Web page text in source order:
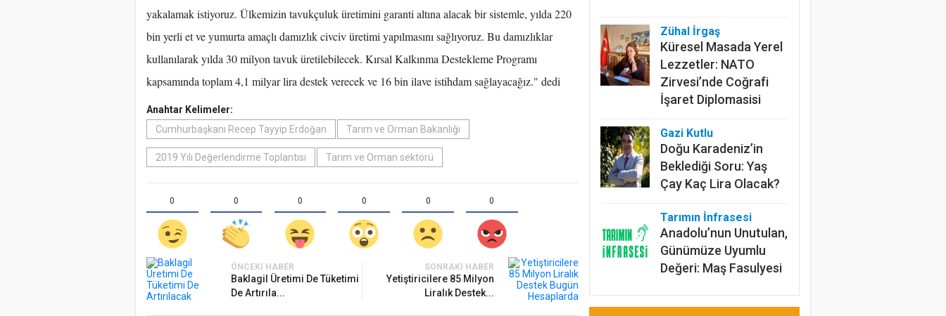
yakalamak istiyoruz. Ülkemizin tavukçuluk üretimini garanti altına alacak bir sistemle, yılda 220
bin yerli et ve yumurta amaçlı damızlık civciv üretimi yapılmasını sağlıyoruz. Bu damızlıklar
kullanılarak yılda 30 milyon tavuk üretilebilecek. Kırsal Kalkınma Destekleme Programı
kapsamında toplam 4,1 milyar lira destek verecek ve 16 bin ilave istihdam sağlayacağız." dedi
Anahtar Kelimeler:
Cumhurbaşkanı Recep Tayyip Erdoğan
Tarım ve Orman Bakanlığı
2019 Yılı Değerlendirme Toplantısı Tarım ve Orman sektörü
0 0 0 0 0 0
ÖNCEKI HABER
Baklagil Üretimi De Tüketimi
De Artırıla...
SONRAKI HABER
Yetiştiricilere 85 Milyon
Liralık Destek...
Zühal İrgaş
Küresel Masada Yerel
Lezzetler: NATO
Zirvesi’nde Coğrafi
İşaret Diplomasisi
Gazi Kutlu
Doğu Karadeniz’in
Beklediği Soru: Yaş
Çay Kaç Lira Olacak?
Tarımın İnfrasesi
Anadolu’nun Unutulan,
Günümüze Uyumlu
Değeri: Maş Fasulyesi